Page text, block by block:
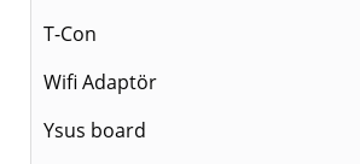
T-Con
Wifi Adaptör
Ysus board